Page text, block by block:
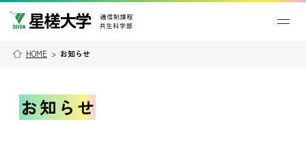
HOME > お知らせ
お知らせ